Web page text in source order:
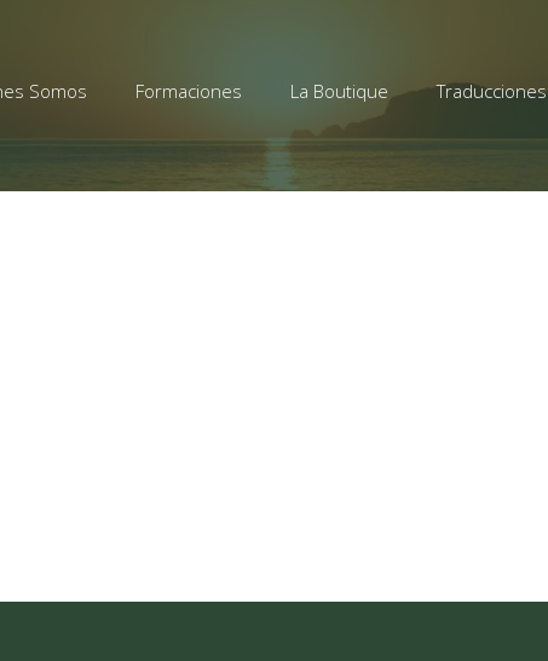
Somos Formaciones La Boutique Traducciones